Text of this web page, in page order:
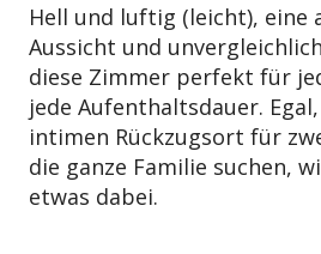
Hell und luftig (leicht), eine
Aussicht und
diese Zimmer perfekt für
jede Aufenthaltsdauer.
intimen Rückzugsort für
die ganze Familie suchen,
etwas dabei.